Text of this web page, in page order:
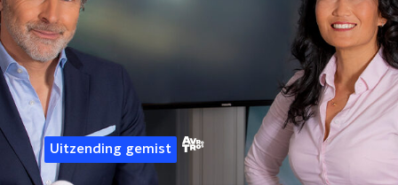
Uitzending gemist